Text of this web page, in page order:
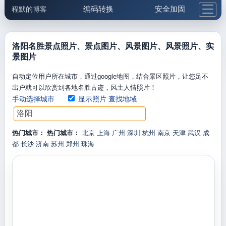
程默的博客 编码转换 安全加固
邮件工具 生活便民 更多工具
洛阳名胜景点照片、景点图片、风景图片、风景照片、实
景图片
自动定位用户所在城市，通过google地图，结合景区照片，让您足不
出户就可以欣赏到各地名胜古迹，风土人情照片！
手动选择城市 显示照片 查找地域
热门城市： 热门城市： 北京 上海 广州 深圳 杭州 南京 天津 武汉 成
都 长沙 济南 苏州 郑州 珠海